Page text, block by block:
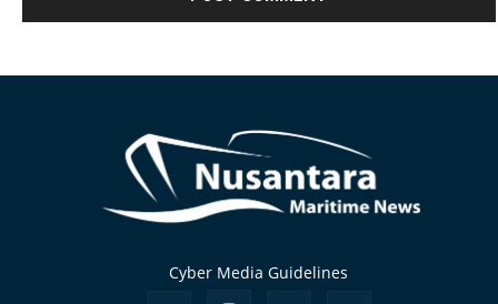
Cyber Media Guidelines